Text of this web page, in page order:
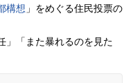
構想 」をめぐる住民投票の
」「また暴れるのを見た